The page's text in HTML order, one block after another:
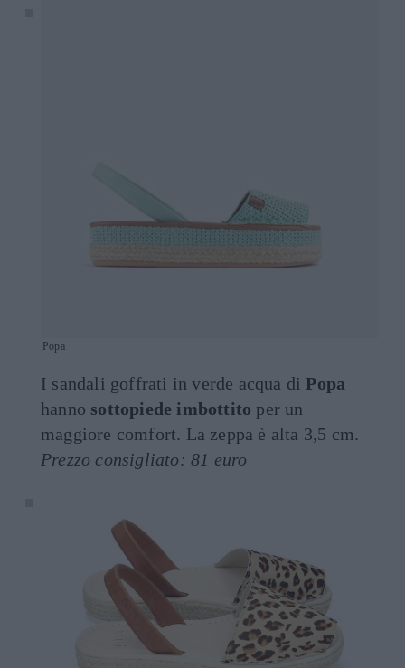
Popa
I sandali goffrati in verde acqua diPopa
hanno sottopiede imbottito per un
maggiore comfort. La zeppa è alta 3,5 cm.
Prezzo consigliato: 81 euro